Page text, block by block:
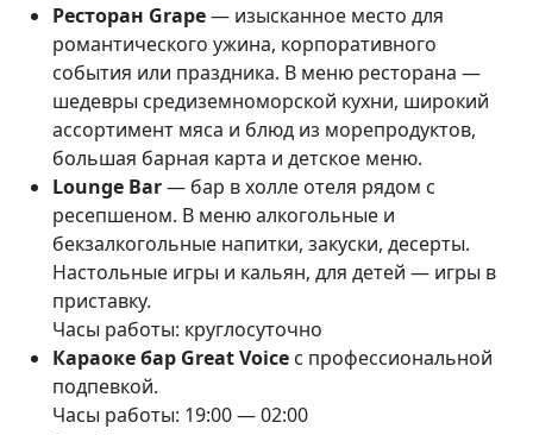
Ресторан Grape— изысканное место для
романтического ужина, корпоративного
события или праздника. В меню ресторана —
шедевры средиземноморской кухни, широкий
ассортимент мяса и блюд из морепродуктов,
большая барная карта и детское меню.
Lounge Bar— бар в холле отеля рядом с
ресепшеном. В меню алкогольные и
бекзалкогольные напитки, закуски, десерты.
Настольные игры и кальян, для детей — игры в
приставку.
Часы работы: круглосуточно
Караоке бар Great Voice с профессиональной
подпевкой.
Часы работы: 19:00— 02:00